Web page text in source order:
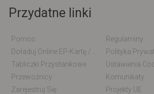
Przydatne linki
Pomoc
Regulaminy
Polityka
Tabliczki Przystankowe
Ustawienia
Przewoźnicy
Komunikaty
Zarejestruj Się
Projekty UE